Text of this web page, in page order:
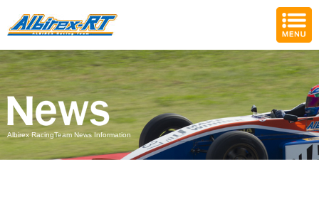
Albirex RacingTeam News Information